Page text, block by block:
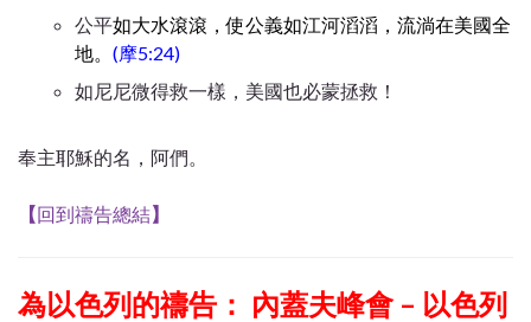
公平如大水滾滾，使公義如江河滔滔，流淌在美國全
地。 (摩5:24)
如尼尼微得救一樣，美國也必蒙拯救！
奉主耶穌的名，阿們。
【回到禱告總結】
為以色列的禱告： 內蓋夫峰會 – 以色列